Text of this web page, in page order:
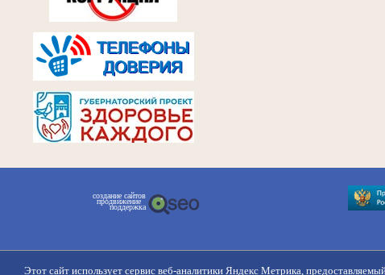
создание сайтов
продвижение
поддержка
Этот сайт использует сервис веб-аналитики Яндекс Метрика,